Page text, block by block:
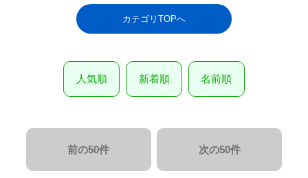
カテゴリTOPへ
人気順 新着順 名前順
前の50件 次の50件